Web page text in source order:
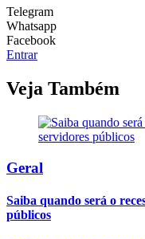
Telegram
Whatsapp
Facebook
Entrar
Veja Também
Geral
Saiba quando será o
públicos